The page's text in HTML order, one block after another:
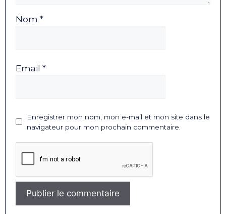
Nom *
Email *
Enregistrer mon nom, mon e-mail et mon site dans le
navigateur pour mon prochain commentaire.